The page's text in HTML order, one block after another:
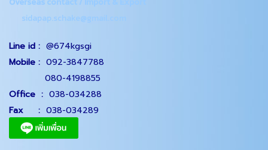
sidapap.schake@gmail.com
Line id : @674kgsgi
Mobile : 092-3847788
080-4198855
Office : 038-034288
Fax : 038-034289